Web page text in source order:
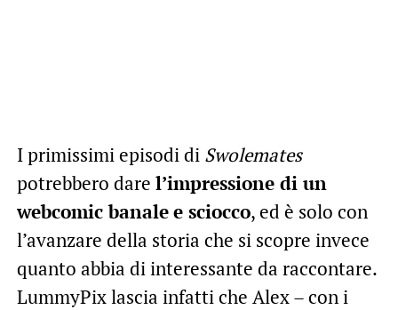
I primissimi episodi di Swolemates
potrebbero dare l’impressione di un
webcomic banalee sciocco, ed è solo con
l’avanzare della storia che si scopre invece
quanto abbia di interessante da raccontare.
LummyPix lascia infatti che Alex – con i